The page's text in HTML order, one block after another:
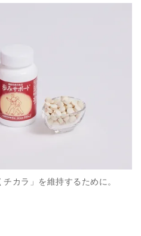
カラ」を維持するために。